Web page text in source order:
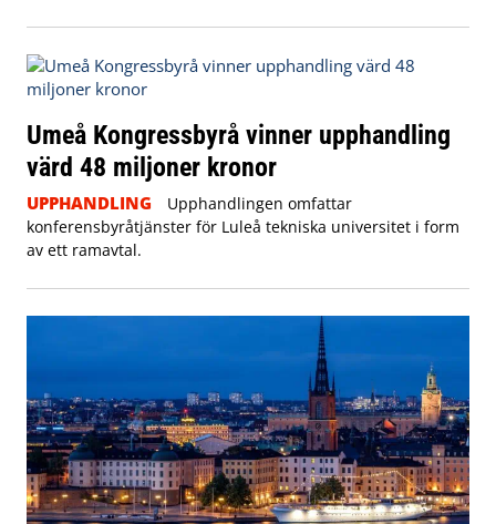
Umeå Kongressbyrå vinner upphandling
värd 48 miljoner kronor
UPPHANDLING
Upphandlingen omfattar
konferensbyråtjänster för Luleå tekniska universitet i form
av ett ramavtal.